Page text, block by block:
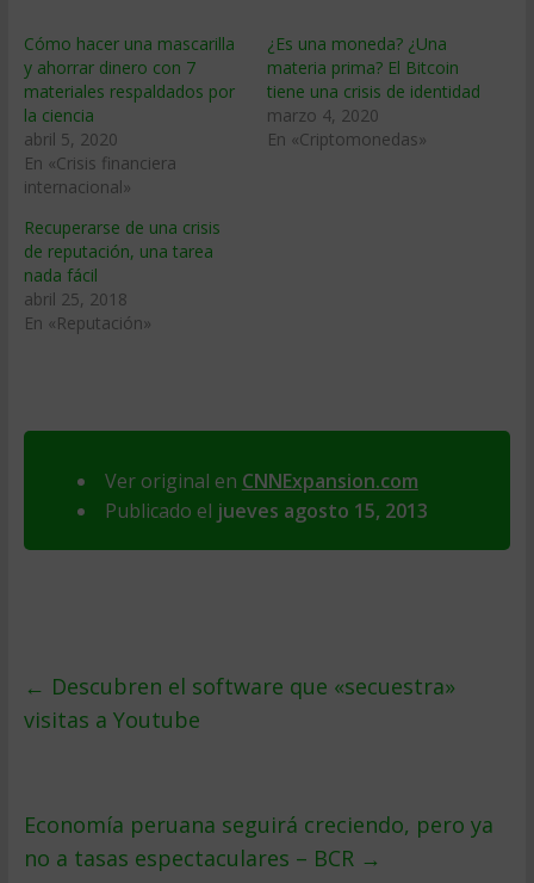
Cómo hacer una mascarilla
y ahorrar dinero con 7
materiales respaldados por
la ciencia
abril 5, 2020
En «Crisis financiera
internacional»
¿Es una moneda? ¿Una
materia prima? El Bitcoin
tiene una crisis de identidad
marzo 4, 2020
En «Criptomonedas»
Recuperarse de una crisis
de reputación, una tarea
nada fácil
abril 25, 2018
En «Reputación»
Ver original en CNNExpansion.com
Publicado el jueves agosto 15, 2013
← Descubren el software que «secuestra»
visitas a Youtube
Economía peruana seguirá creciendo, pero ya
no a tasas espectaculares – BCR →